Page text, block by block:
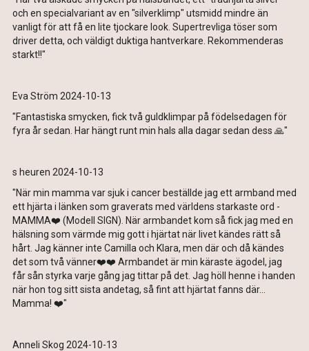
och en specialvariant av en "silverklimp" utsmidd mindre än
vanligt för att få en lite tjockare look. Supertrevliga töser som
driver detta, och väldigt duktiga hantverkare. Rekommenderas
starkt!!"
Eva Ström 2024-10-13
"Fantastiska smycken, fick två guldklimpar på födelsedagen för
fyra år sedan. Har hängt runt min hals alla dagar sedan dess 🙏"
s heuren 2024-10-13
"När min mamma var sjuk i cancer beställde jag ett armband med
ett hjärta i länken som graverats med världens starkaste ord -
MAMMA❤️ (Modell SIGN). När armbandet kom så fick jag med en
hälsning som värmde mig gott i hjärtat när livet kändes rätt så
hårt. Jag känner inte Camilla och Klara, men där och då kändes
det som två vänner❤️❤️ Armbandet är min käraste ägodel, jag
får sån styrka varje gång jag tittar på det. Jag höll henne i handen
när hon tog sitt sista andetag, så fint att hjärtat fanns där…
Mamma! ❤️"
Anneli Skog 2024-10-13